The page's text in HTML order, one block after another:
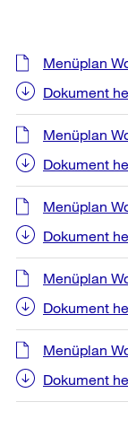
Menüplan
Dokument
Menüplan
Dokument
Menüplan
Dokument
Menüplan
Dokument
Menüplan
Dokument